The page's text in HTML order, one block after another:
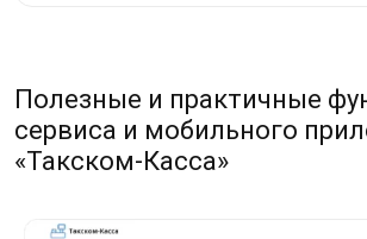
Полезные и практичные
сервиса и мобильного
«Такском-Касса»